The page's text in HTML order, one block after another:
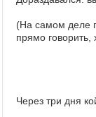
(На самом деле
прямо говорить,
Через три дня